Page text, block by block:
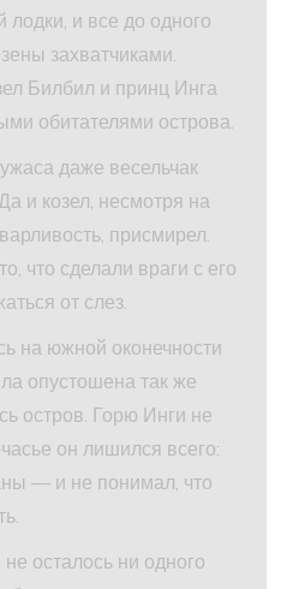
лодки, и все до одного
захватчиками.
Билбил и принц Инга
обитателями острова.
даже весельчак
и козел, несмотря на
присмирел.
что сделали враги с его
от слез.
на южной оконечности
опустошена так же
остров. Горю Инги не
он лишился всего:
— и не понимал, что
осталось ни одного